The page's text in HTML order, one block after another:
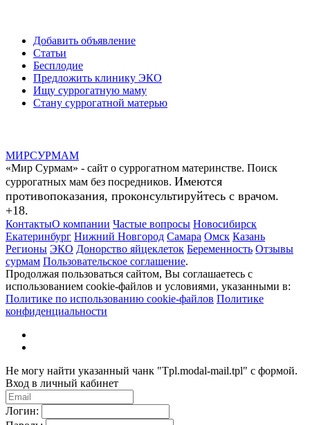
Добавить объявление
Статьи
Бесплодие
Предложить клинику ЭКО
Ищу суррогатную маму
Стану суррогатной матерью
МИРСУРМАМ
«Мир Сурмам» - сайт о суррогатном материнстве. Поиск
суррогатных мам без посредников. Имеются
противопоказания, проконсультируйтесь с врачом.
+18.
КонтактыО компании Частые вопросы Новосибирск
Екатеринбург Нижний Новгород Самара Омск Казань
Регионы ЭКО Донорство яйцеклеток Беременность Отзывы
сурмам Пользовательское соглашение.
Продолжая пользоваться сайтом, Вы соглашаетесь с
использованием cookie-файлов и условиями, указанными в:
Политике по использованию cookie-файлов Политике
конфиденциальности
Не могу найти указанный чанк "Tpl.modal-mail.tpl" с формой.
Вход в личный кабинет
Логин: